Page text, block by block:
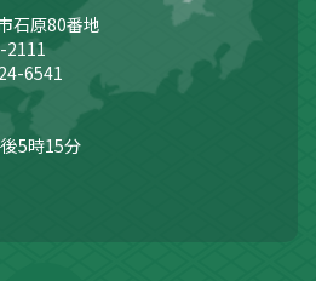
石原80番地
2111
6541
5時15分